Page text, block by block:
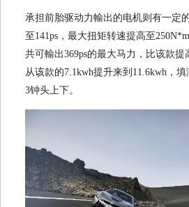
承担前胎驱动力輸出的电机则有一定
至141ps，最大扭矩转速提高至
共可輸出369ps的最大马力，比该款提
从该款的7.1kwh提升来到11.6kwh，
3钟头上下。